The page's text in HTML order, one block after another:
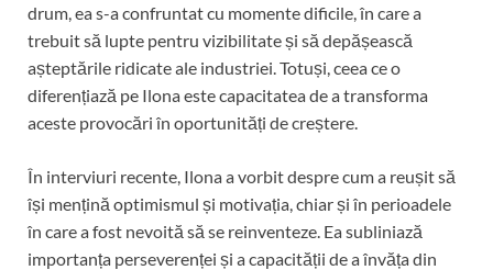
drum, ea s-a confruntat cu momente dificile, în care a
trebuit să lupte pentru vizibilitate și să depășească
așteptările ridicate ale industriei. Totuși, ceea ce o
diferențiază pe Ilona este capacitatea de a transforma
aceste provocări în oportunități de creștere.
În interviuri recente, Ilona a vorbit despre cum a reușit să
își mențină optimismul și motivația, chiar și în perioadele
în care a fost nevoită să se reinventeze. Ea subliniază
importanța perseverenței și a capacității de a învăța din